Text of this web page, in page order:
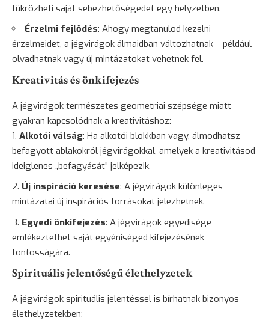
tükrözheti saját sebezhetőségedet egy helyzetben.
Érzelmi fejlődés: Ahogy megtanulod kezelni
érzelmeidet, a jégvirágok álmaidban változhatnak – például
olvadhatnak vagy új mintázatokat vehetnek fel.
Kreativitás és önkifejezés
A jégvirágok természetes geometriai szépsége miatt
gyakran kapcsolódnak a kreativitáshoz:
Alkotói válság: Ha alkotói blokkban vagy, álmodhatsz
befagyott ablakokról jégvirágokkal, amelyek a kreativitásod
ideiglenes „befagyását” jelképezik.
Új inspiráció keresése: A jégvirágok különleges
mintázatai új inspirációs forrásokat jelezhetnek.
Egyedi önkifejezés: A jégvirágok egyedisége
emlékeztethet saját egyéniséged kifejezésének
fontosságára.
Spirituális jelentőségű élethelyzetek
A jégvirágok spirituális jelentéssel is bírhatnak bizonyos
élethelyzetekben: